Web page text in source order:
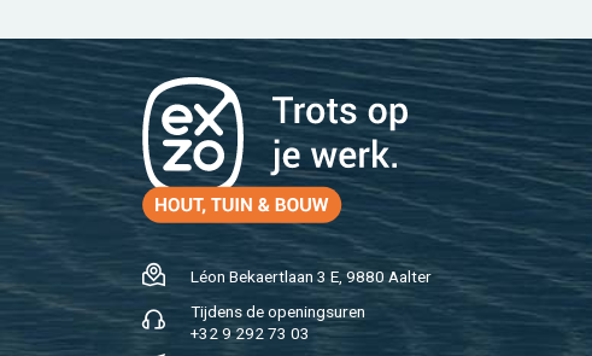
Léon Be­kaert­laan 3 E, 9880 Aal­ter
Tij­dens de ope­nings­uren
+32 9 292 73 03